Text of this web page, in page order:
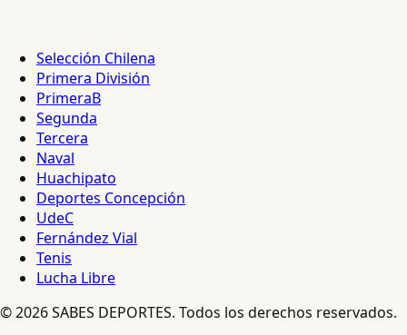
Selección Chilena
Primera División
PrimeraB
Segunda
Tercera
Naval
Huachipato
Deportes Concepción
UdeC
Fernández Vial
Tenis
Lucha Libre
© 2026 SABES DEPORTES. Todos los derechos reservados.